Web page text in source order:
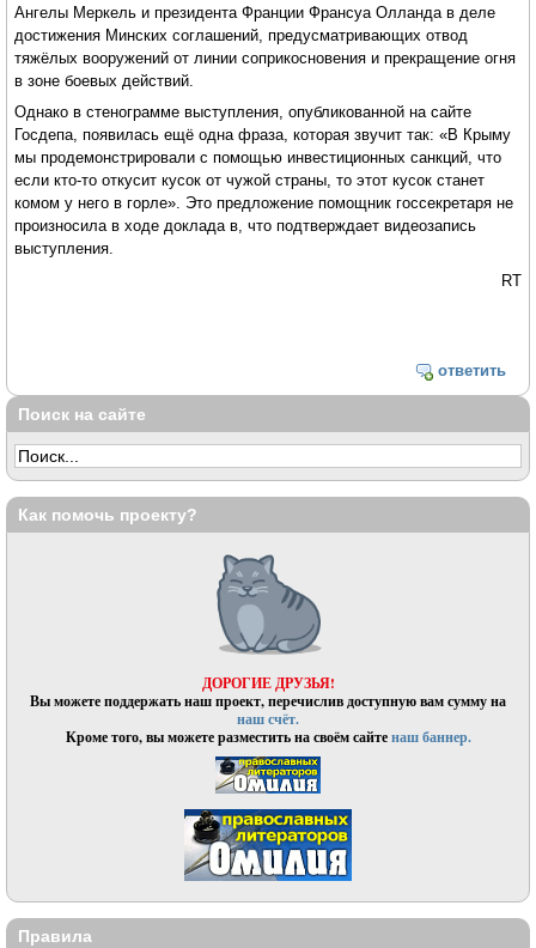
Ангелы Меркель и президента Франции Франсуа Олланда в деле
достижения Минских соглашений, предусматривающих отвод
тяжёлых вооружений от линии соприкосновения и прекращение огня
в зоне боевых действий.
Однако в стенограмме выступления, опубликованной на сайте
Госдепа, появилась ещё одна фраза, которая звучит так: «В Крыму
мы продемонстрировали с помощью инвестиционных санкций, что
если кто-то откусит кусок от чужой страны, то этот кусок станет
комом у него в горле». Это предложение помощник госсекретаря не
произносила в ходе доклада в, что подтверждает видеозапись
выступления.
RT
ответить
Поиск на сайте
Как помочь проекту?
ДОРОГИЕ ДРУЗЬЯ!
Вы можете поддержать наш проект, перечислив доступную вам сумму на
наш счёт.
Кроме того, вы можете разместить на своём сайтенаш баннер.
Правила